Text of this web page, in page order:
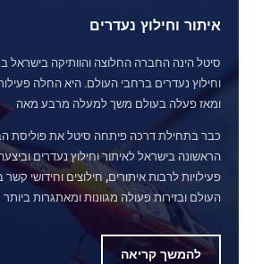
איתור וחילוץ נעדרים
סיטל הינה החברה החלוצה והוותיקה בישראל
ומאז פעלה בעולם משך למעלה מרבע מאה
כבר בתחילת דרכה פיתחה סיטל את פוליסת
הראשונה בישראל לאיתור וחילוץ נעדרים
פעילויות לרבות איתורים, חילוצים וחידושי
העולם ובזירות פעולה מגוונות ומאתגרות ביותר
להמשך קריאה